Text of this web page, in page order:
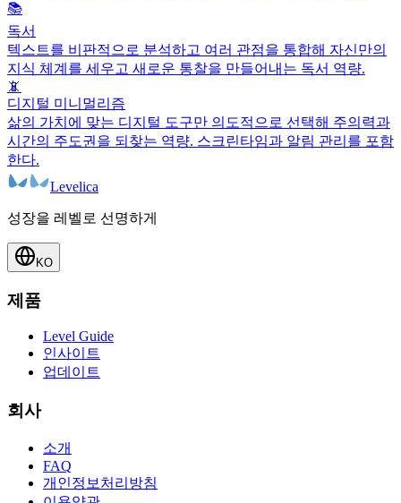
📚
독서
텍스트를 비판적으로 분석하고 여러 관점을 통합해 자신만의
지식 체계를 세우고 새로운 통찰을 만들어내는 독서 역량.
📵
디지털 미니멀리즘
삶의 가치에 맞는 디지털 도구만 의도적으로 선택해 주의력과
시간의 주도권을 되찾는 역량. 스크린타임과 알림 관리를 포함
한다.
Levelica
성장을 레벨로 선명하게
KO
제품
Level Guide
인사이트
업데이트
회사
소개
FAQ
개인정보처리방침